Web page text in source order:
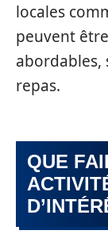
locales
peuvent
abordables,
repas.
QUE